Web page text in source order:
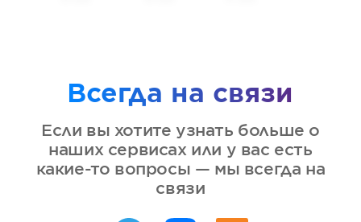
Всегда на связи
Если вы хотите узнать больше о
наших сервисах или у вас есть
какие-то вопросы — мы всегда на
связи